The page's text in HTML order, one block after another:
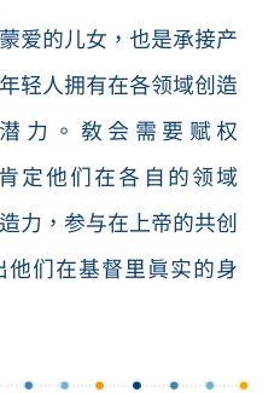
爱的儿女，也是承接产
轻人拥有在各领域创造
力。教会需要赋权
定他们在各自的领域
力，参与在上帝的共创
们在基督里真实的身